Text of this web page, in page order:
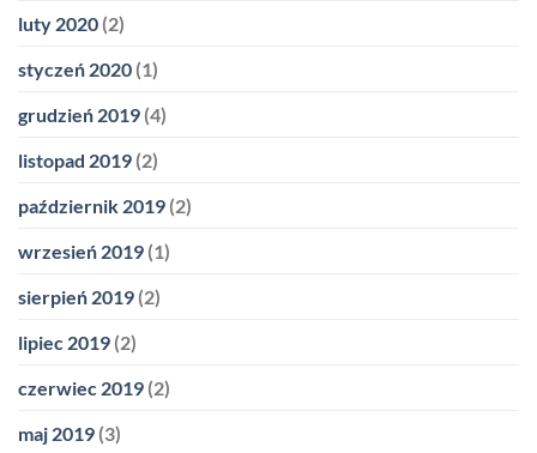
luty 2020 (2)
styczeń 2020 (1)
grudzień 2019 (4)
listopad 2019 (2)
październik 2019 (2)
wrzesień 2019 (1)
sierpień 2019 (2)
lipiec 2019 (2)
czerwiec 2019 (2)
maj 2019 (3)